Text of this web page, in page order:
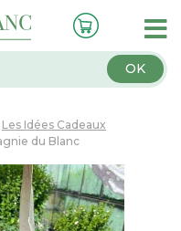
OK
Les Idées Cadeaux
du Blanc